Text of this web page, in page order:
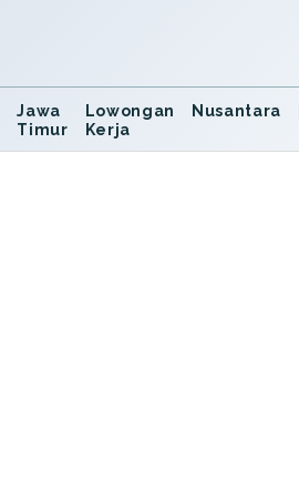
Jawa
Timur
Lowongan
Kerja
Nusantara